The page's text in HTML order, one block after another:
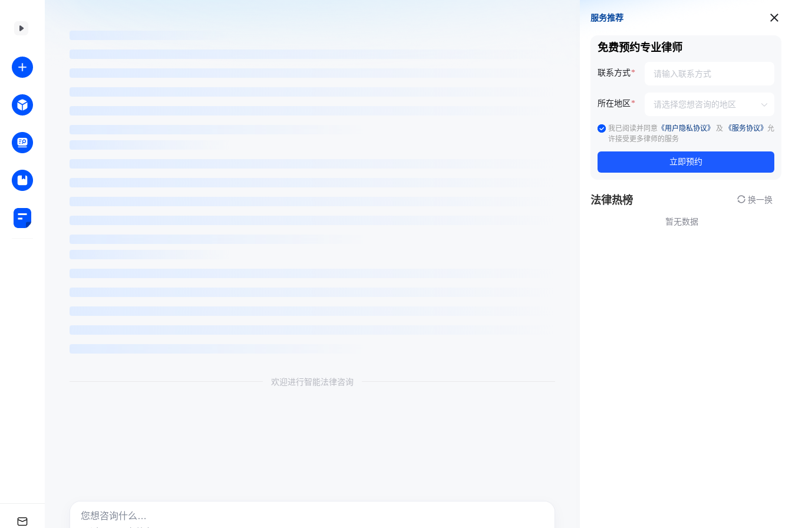
欢迎进行智能法律咨询
服务推荐
服务推荐
免费预约专业律师
联系方式
所在地区
我已阅读并同意 《用户隐私协议》 及 《服务协议》 允
许接受更多律师的服务
立即预约
法律热榜 换一换
暂无数据